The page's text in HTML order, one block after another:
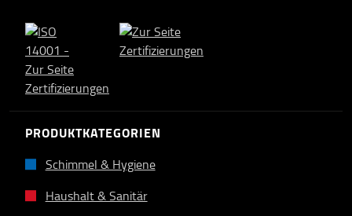
PRODUKTKATEGORIEN
Schimmel & Hygiene
Haushalt & Sanitär